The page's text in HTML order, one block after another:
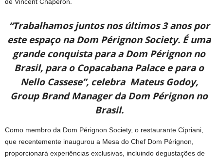
de Vincent Chaperon.
“Trabalhamos juntos nos últimos 3 anos por
este espaço na Dom Pérignon Society. É uma
grande conquista para a Dom Pérignon no
Brasil, para o Copacabana Palace e para o
Nello Cassese”, celebra Mateus Godoy,
Group Brand Manager da Dom Pérignon no
Brasil.
Como membro da Dom Pérignon Society, o restaurante Cipriani,
que recentemente inaugurou a Mesa do Chef Dom Pérignon,
proporcionará experiências exclusivas, incluindo degustações de